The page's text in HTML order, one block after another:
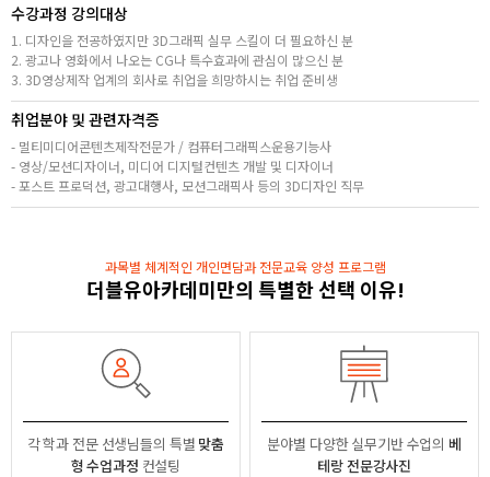
수강과정 강의대상
1. 디자인을 전공하였지만 3D그래픽 실무 스킬이 더 필요하신 분
2. 광고나 영화에서 나오는 CG나 특수효과에 관심이 많으신 분
3. 3D영상제작 업계의 회사로 취업을 희망하시는 취업 준비생
취업분야 및 관련자격증
- 멀티미디어콘텐츠제작전문가 / 컴퓨터그래픽스운용기능사
- 영상/모션디자이너, 미디어 디지털컨텐츠 개발 및 디자이너
- 포스트 프로덕션, 광고대행사, 모션그래픽사 등의 3D디자인 직무
과목별 체계적인 개인면담과 전문교육 양성 프로그램
더블유아카데미만의 특별한 선택 이유!
각 학과 전문 선생님들의 특별 맞춤
형 수업과정 컨설팅
분야별 다양한 실무기반 수업의 베
테랑 전문강사진